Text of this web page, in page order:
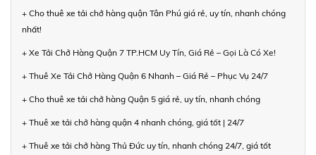
+ Cho thuê xe tải chở hàng quận Tân Phú giá rẻ, uy tín, nhanh chóng
nhất!
+ Xe Tải Chở Hàng Quận 7 TP.HCM Uy Tín, Giá Rẻ – Gọi Là Có Xe!
+ Thuê Xe Tải Chở Hàng Quận 6 Nhanh – Giá Rẻ – Phục Vụ 24/7
+ Cho thuê xe tải chở hàng Quận 5 giá rẻ, uy tín, nhanh chóng
+ Thuê xe tải chở hàng quận 4 nhanh chóng, giá tốt | 24/7
+ Thuê xe tải chở hàng Thủ Đức uy tín, nhanh chóng 24/7, giá tốt